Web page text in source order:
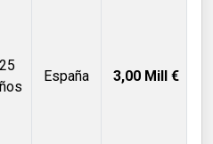
25
España 3,00 Mill €